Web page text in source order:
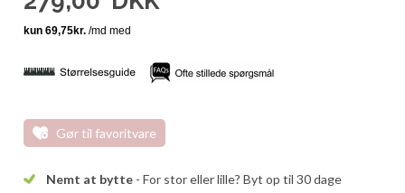
Gør til favoritvare
Nemt at bytte - For stor eller lille? Byt op til 30 dage